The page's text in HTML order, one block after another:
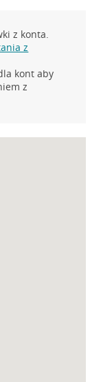
z konta.
z
kont aby
z